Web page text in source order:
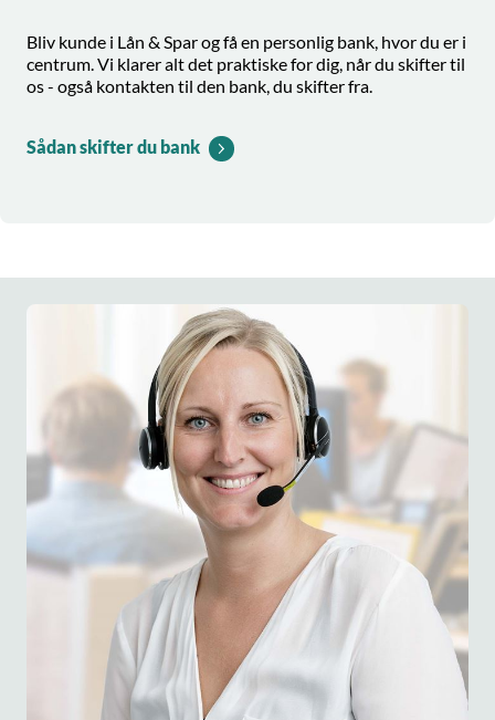
Bliv kunde i Lån & Spar og få en personlig bank, hvor du er i
centrum. Vi klarer alt det praktiske for dig, når du skifter til
os - også kontakten til den bank, du skifter fra.
Sådan skifter du bank